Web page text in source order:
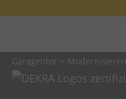
Garagentor Modernisieren